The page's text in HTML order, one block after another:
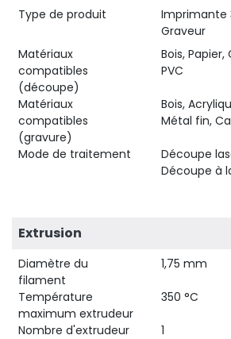
Type de produit
Imprimante
Graveur
Matériaux
compatibles
(découpe)
Bois,
PVC
Matériaux
compatibles
(gravure)
Bois,
Métal fin,
Mode de traitement
Découpe
Découpe à
Extrusion
Diamètre du
filament
1,75 mm
Température
maximum extrudeur
350 °C
Nombre d'extrudeur
1